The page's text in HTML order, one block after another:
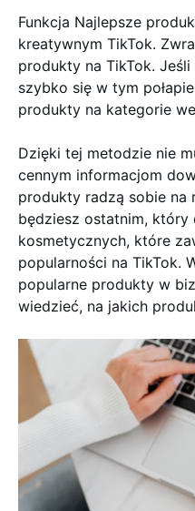
Funkcja Najlepsze
kreatywnym TikTok.
produkty na TikTok. Jeśli
szybko się w tym
produkty na kategorie
Dzięki tej metodzie nie
cennym informacjom
produkty radzą sobie na
będziesz ostatnim,
kosmetycznych, które
popularności na TikTok.
popularne produkty w
wiedzieć, na jakich